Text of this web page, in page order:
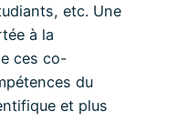
etc. Une
à la
ces co-
du
et plus